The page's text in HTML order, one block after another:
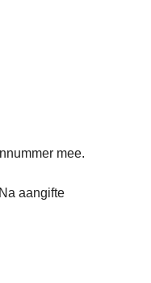
mee.
aangifte